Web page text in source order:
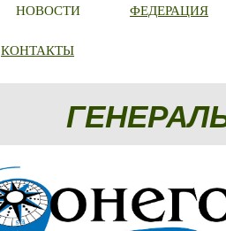
НОВОСТИ ФЕДЕРАЦИЯ
КОНТАКТЫ